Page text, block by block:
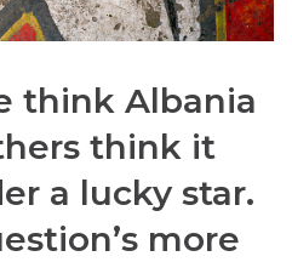
think Albania
think it
a lucky star.
more